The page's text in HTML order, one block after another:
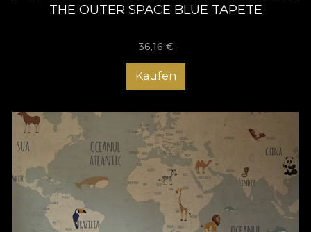
THE OUTER SPACE BLUE TAPETE
36,16 €
Kaufen